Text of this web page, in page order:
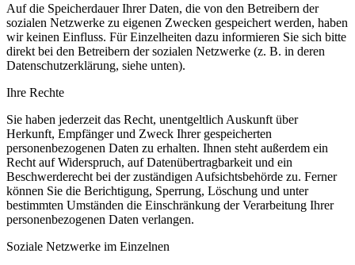
Auf die Speicherdauer Ihrer Daten, die von den Betreibern der
sozialen Netzwerke zu eigenen Zwecken gespeichert werden, haben
wir keinen Einfluss. Für Einzelheiten dazu informieren Sie sich bitte
direkt bei den Betreibern der sozialen Netzwerke (z. B. in deren
Datenschutzerklärung, siehe unten).
Ihre Rechte
Sie haben jederzeit das Recht, unentgeltlich Auskunft über
Herkunft, Empfänger und Zweck Ihrer gespeicherten
personenbezogenen Daten zu erhalten. Ihnen steht außerdem ein
Recht auf Widerspruch, auf Datenübertragbarkeit und ein
Beschwerderecht bei der zuständigen Aufsichtsbehörde zu. Ferner
können Sie die Berichtigung, Sperrung, Löschung und unter
bestimmten Umständen die Einschränkung der Verarbeitung Ihrer
personenbezogenen Daten verlangen.
Soziale Netzwerke im Einzelnen